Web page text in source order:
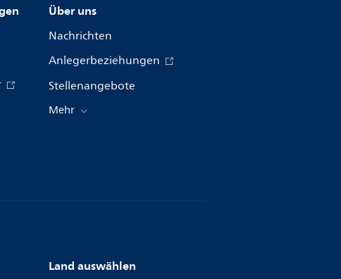
Über uns
Nachrichten
Anlegerbeziehungen
Stellenangebote
Mehr
Land auswählen